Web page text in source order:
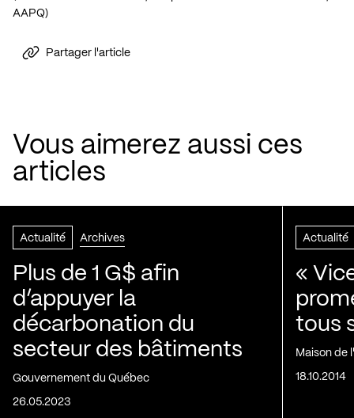
AAPQ)
Partager l'article
Vous aimerez aussi ces
articles
Actualité Archives
Plus de 1 G$ afin
d’appuyer la
décarbonation du
secteur des bâtiments
Gouvernement du Québec
26.05.2023
Actualité
«
tous
Maison de
18.10.2014